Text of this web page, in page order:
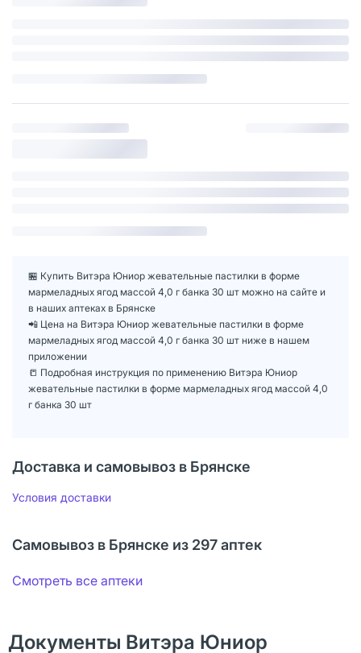
🏪 Купить Витэра Юниор жевательные пастилки в форме
мармеладных ягод массой 4,0 г банка 30 шт можно на сайте и
в наших аптеках в Брянске
📲 Цена на Витэра Юниор жевательные пастилки в форме
мармеладных ягод массой 4,0 г банка 30 шт ниже в нашем
приложении
📒 Подробная инструкция по применению Витэра Юниор
жевательные пастилки в форме мармеладных ягод массой 4,0
г банка 30 шт
Доставка и самовывоз в Брянске
Условия доставки
Самовывоз в Брянске из 297 аптек
Смотреть все аптеки
Документы Витэра Юниор